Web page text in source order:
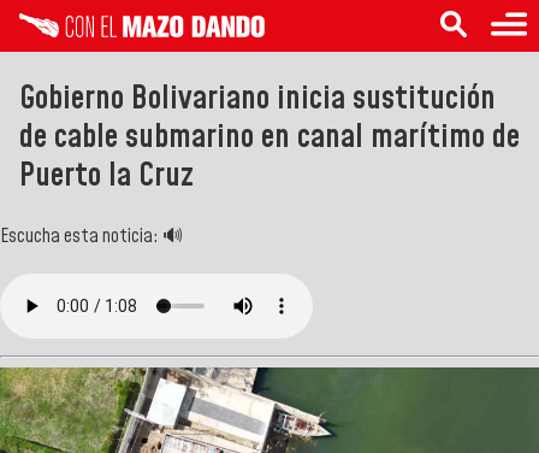
Gobierno Bolivariano inicia sustitución
de cable submarino en canal marítimo de
Puerto la Cruz
Escucha esta noticia: 🔊